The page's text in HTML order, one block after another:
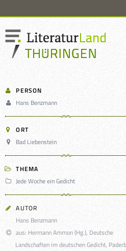
PERSON
Hans Benzmann
ORT
Bad Liebenstein
THEMA
Jede Woche ein Gedicht
AUTOR
Hans Benzmann
aus: Hermann Ammon (Hg.), Deutsche
Landschaften im deutschen Gedicht,